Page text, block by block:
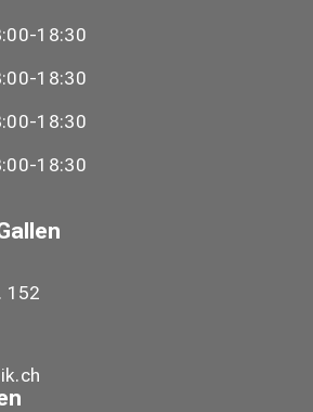
18:30
18:30
18:30
18:30
152